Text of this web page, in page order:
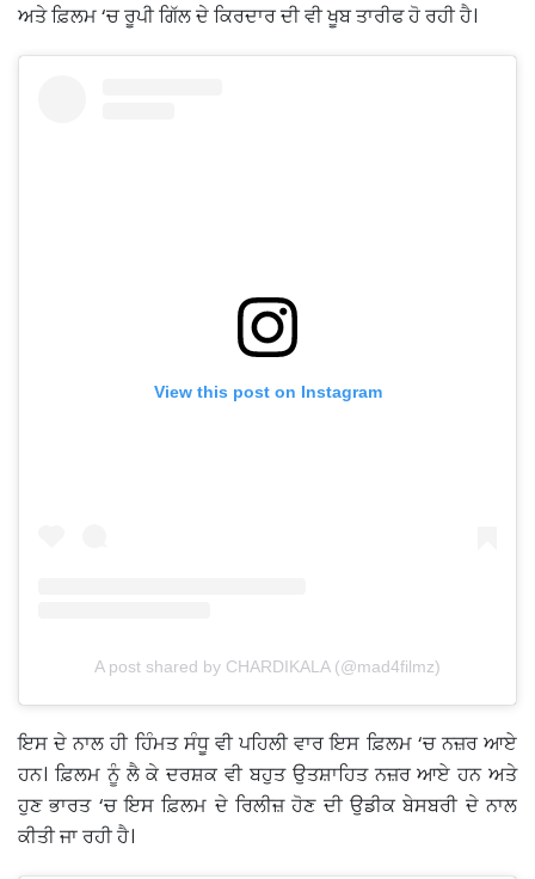
ਅਤੇ ਫ਼ਿਲਮ ‘ਚ ਰੂਪੀ ਗਿੱਲ ਦੇ ਕਿਰਦਾਰ ਦੀ ਵੀ ਖੂਬ ਤਾਰੀਫ ਹੋ ਰਹੀ ਹੈ।
View this post on Instagram
A post shared by CHARDIKALA (@mad4filmz)
ਇਸ ਦੇ ਨਾਲ ਹੀ ਹਿੰਮਤ ਸੰਧੂ ਵੀ ਪਹਿਲੀ ਵਾਰ ਇਸ ਫ਼ਿਲਮ ‘ਚ ਨਜ਼ਰ ਆਏ
ਹਨ। ਫ਼ਿਲਮ ਨੂੰ ਲੈ ਕੇ ਦਰਸ਼ਕ ਵੀ ਬਹੁਤ ਉਤਸ਼ਾਹਿਤ ਨਜ਼ਰ ਆਏ ਹਨ ਅਤੇ
ਹੁਣ ਭਾਰਤ ‘ਚ ਇਸ ਫ਼ਿਲਮ ਦੇ ਰਿਲੀਜ਼ ਹੋਣ ਦੀ ਉਡੀਕ ਬੇਸਬਰੀ ਦੇ ਨਾਲ
ਕੀਤੀ ਜਾ ਰਹੀ ਹੈ।